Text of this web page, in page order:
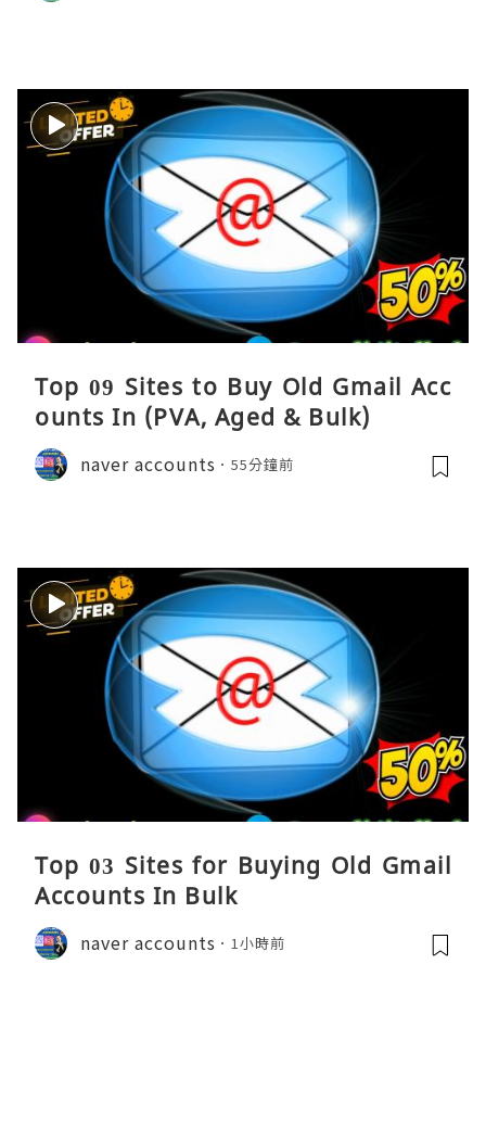
Top 09 Sites to Buy Old Gmail Acc
ounts In (PVA, Aged & Bulk)
naver accounts 55分鐘前
Top 03 Sites for Buying Old Gmail
Accounts In Bulk
naver accounts 1小時前